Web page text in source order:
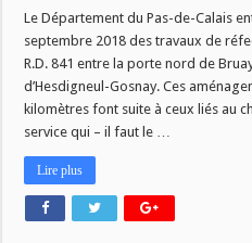
Le Département du Pas-de-Calais
septembre 2018 des travaux de
R.D. 841 entre la porte nord de
d’Hesdigneul-Gosnay. Ces
kilomètres font suite à ceux liés au
service qui – il faut le …
Lire plus